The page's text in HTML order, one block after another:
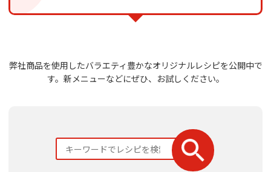
弊社商品を使用したバラエティ豊かなオリジナルレシピを公開中で
す。 新メニューなどにぜひ、お試しください。